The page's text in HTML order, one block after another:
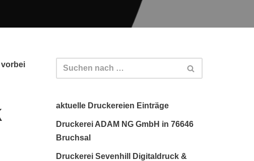
vorbei
aktuelle Druckereien Einträge
Druckerei ADAM NG GmbH in 76646
Bruchsal
Druckerei Sevenhill Digitaldruck &